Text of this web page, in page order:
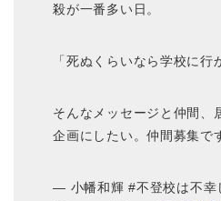
殺が一番多い日。
「死ぬくらいなら学校に行
そんなメッセージと仲間、
企画にしたい。仲間募集で
— 小幡和輝 #不登校は不幸